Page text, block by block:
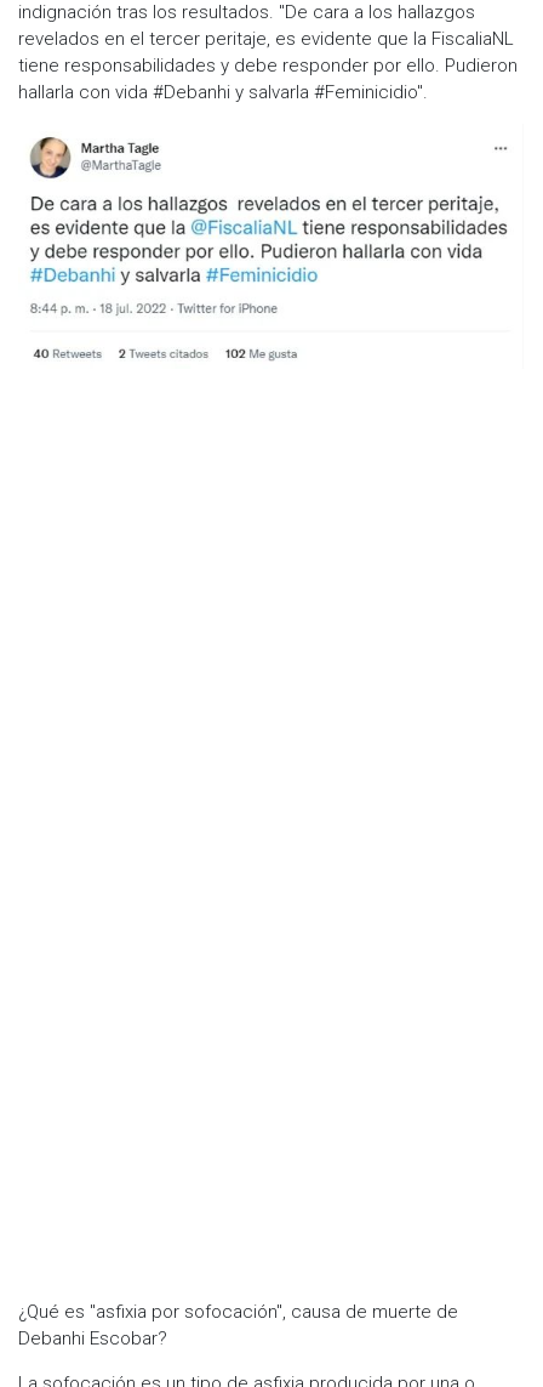
indignación tras los resultados. "De cara a los hallazgos
revelados en el tercer peritaje, es evidente que la FiscaliaNL
tiene responsabilidades y debe responder por ello. Pudieron
hallarla con vida #Debanhi y salvarla #Feminicidio".
¿Qué es "asfixia por sofocación", causa de muerte de
Debanhi Escobar?